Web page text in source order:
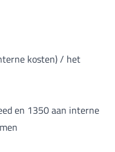
kosten) / het
en 1350 aan interne